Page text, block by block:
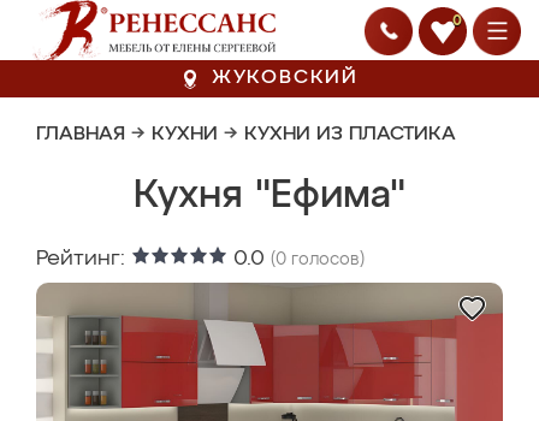
0
ЖУКОВСКИЙ
ГЛАВНАЯ → КУХНИ → КУХНИ ИЗ ПЛАСТИКА
Кухня "Ефима"
Рейтинг: 0.0 (0 голосов)